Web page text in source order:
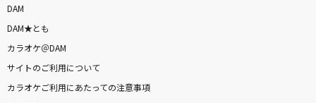
DAM
DAM★とも
カラオケ＠DAM
サイトのご利用について
カラオケご利用にあたっての注意事項